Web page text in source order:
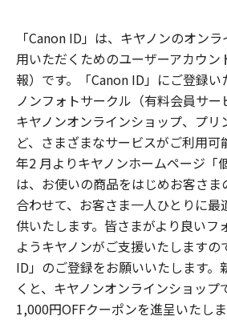
「Canon ID」は、キヤノンのオン
用いただくためのユーザーアカウン
報）です。「Canon ID」にご登録
ノンフォトサークル（有料会員サー
キヤノンオンラインショップ、プリ
ど、さまざまなサービスがご利用可
年2 月よりキヤノンホームページ「
は、お使いの商品をはじめお客さ
合わせて、お客さま一人ひとりに最
供いたします。皆さまがより良いフ
ようキヤノンがご支援いたしますの
ID」のご登録をお願いいたします。
くと、キヤノンオンラインショップ
1,000円OFFクーポンを進呈いたしま